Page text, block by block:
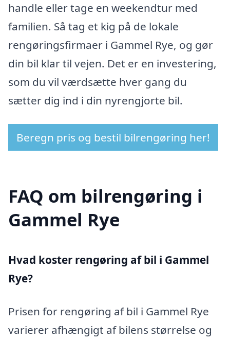
handle eller tage en weekendtur med
familien. Så tag et kig på de lokale
rengøringsfirmaer i Gammel Rye, og gør
din bil klar til vejen. Det er en investering,
som du vil værdsætte hver gang du
sætter dig ind i din nyrengjorte bil.
Beregn pris og bestil bilrengøring her!
FAQ om bilrengøring i
Gammel Rye
Hvad koster rengøring af bil i Gammel
Rye?
Prisen for rengøring af bil i Gammel Rye
varierer afhængigt af bilens størrelse og